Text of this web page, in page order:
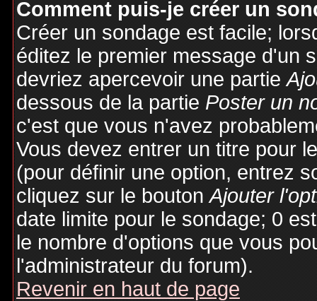
Comment puis-je créer un
Créer un sondage est facile;
éditez le premier message d'un
devriez apercevoir une partie
dessous de la partiePoster un
c'est que vous n'avez
Vous devez entrer un titre pour
(pour définir une option, entrez
cliquez sur le boutonAjouter
date limite pour le sondage; 0
le nombre d'options que vous
l'administrateur du forum).
Revenir en haut de page